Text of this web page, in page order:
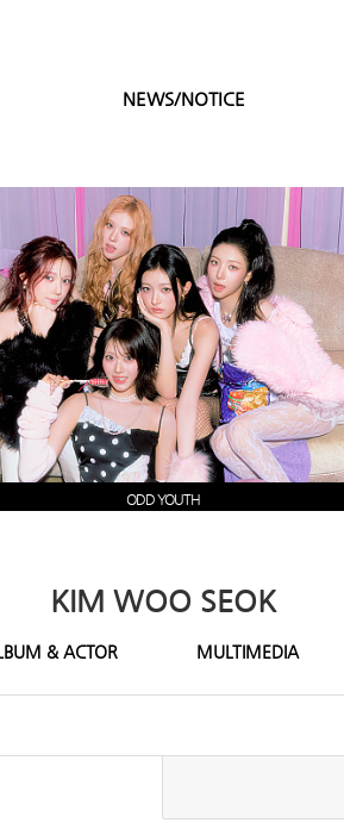
NEWS/NOTICE
ODD YOUTH
KIM WOO SEOK
& ACTOR MULTIMEDIA